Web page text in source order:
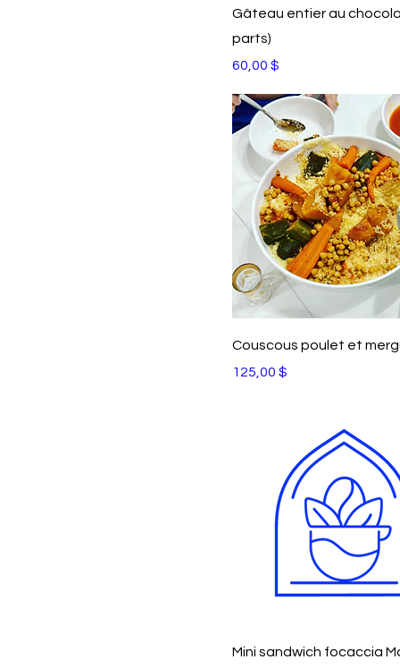
Gâteau entier au
parts)
Prix
60,00 $
Couscous poulet et
Prix
125,00 $
Mini sandwich focaccia